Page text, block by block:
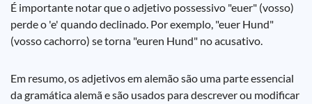
É importante notar que o adjetivo possessivo "euer" (vosso)
perde o 'e' quando declinado. Por exemplo, "euer Hund"
(vosso cachorro) se torna "euren Hund" no acusativo.
Em resumo, os adjetivos em alemão são uma parte essencial
da gramática alemã e são usados para descrever ou modificar